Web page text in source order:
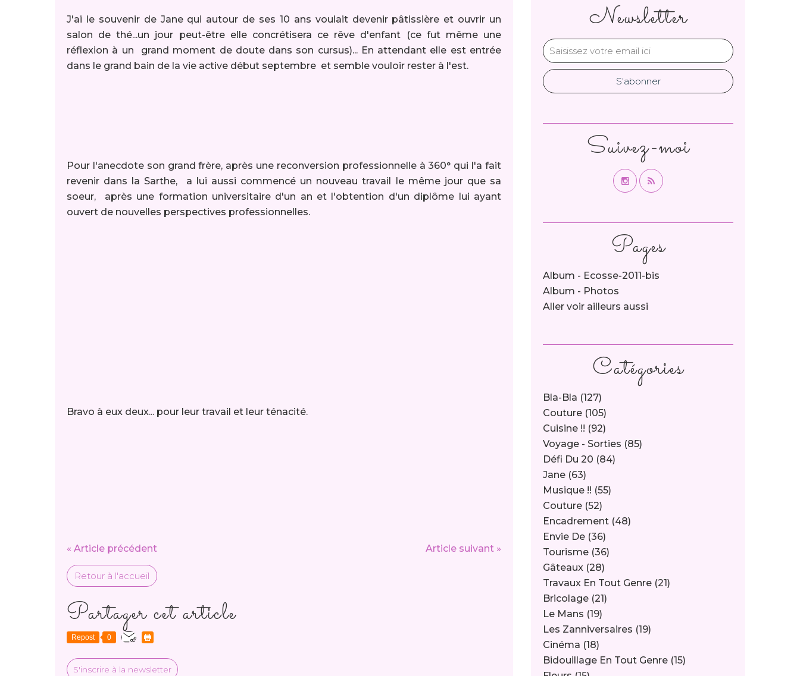
J'ai le souvenir de Jane qui autour de ses 10 ans voulait devenir pâtissière et ouvrir un
salon de thé...un jour peut-être elle concrétisera ce rêve d'enfant (ce fut même une
réflexion à un grand moment de doute dans son cursus)... En attendant elle est entrée
dans le grand bain de la vie active début septembre et semble vouloir rester à l'est.
Pour l'anecdote son grand frère, après une reconversion professionnelle à 360° qui l'a fait
revenir dans la Sarthe, a lui aussi commencé un nouveau travail le même jour que sa
soeur, après une formation universitaire d'un an et l'obtention d'un diplôme lui ayant
ouvert de nouvelles perspectives professionnelles.
Bravo à eux deux... pour leur travail et leur ténacité.
« Article précédent Article suivant »
Retour à l'accueil
Partager cet article
Repost 0
S'inscrire à la newsletter
Newsletter
Catégories
Bla-Bla (127)
Couture (105)
Cuisine !! (92)
Voyage - Sorties (85)
Défi Du 20 (84)
Jane (63)
Musique !! (55)
Couture (52)
Encadrement (48)
Envie De (36)
Tourisme (36)
Gâteaux (28)
Travaux En Tout Genre (21)
Bricolage (21)
Le Mans (19)
Les Zanniversaires (19)
Cinéma (18)
Bidouillage En Tout Genre (15)
Pages
Album - Ecosse-2011-bis
Album - Photos
Aller voir ailleurs aussi
Suivez-moi